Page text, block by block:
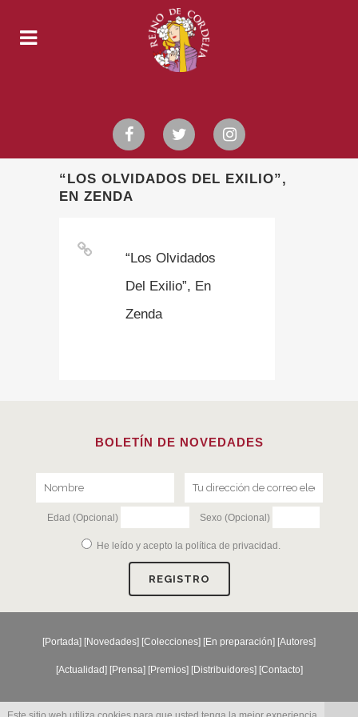
“LOS OLVIDADOS DEL EXILIO”,
EN ZENDA
“Los Olvidados
Del Exilio”, En
Zenda
BOLETÍN DE NOVEDADES
Edad (Opcional) Sexo (Opcional)
He leído y acepto la política de privacidad .
[Portada] [Novedades] [Colecciones] [En preparación] [Autores]
[Actualidad] [Prensa] [Premios] [Distribuidores] [Contacto]